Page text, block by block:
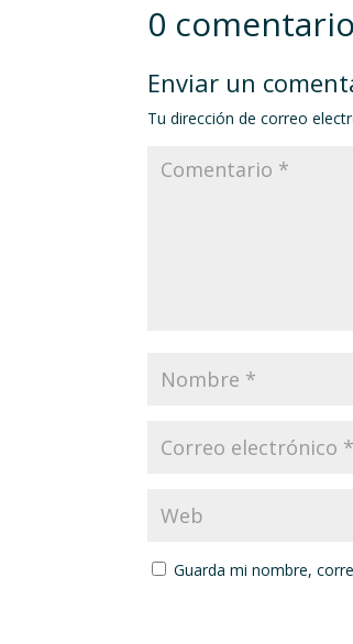
0
Enviar un
Tu dirección de correo
Guarda mi nombre,